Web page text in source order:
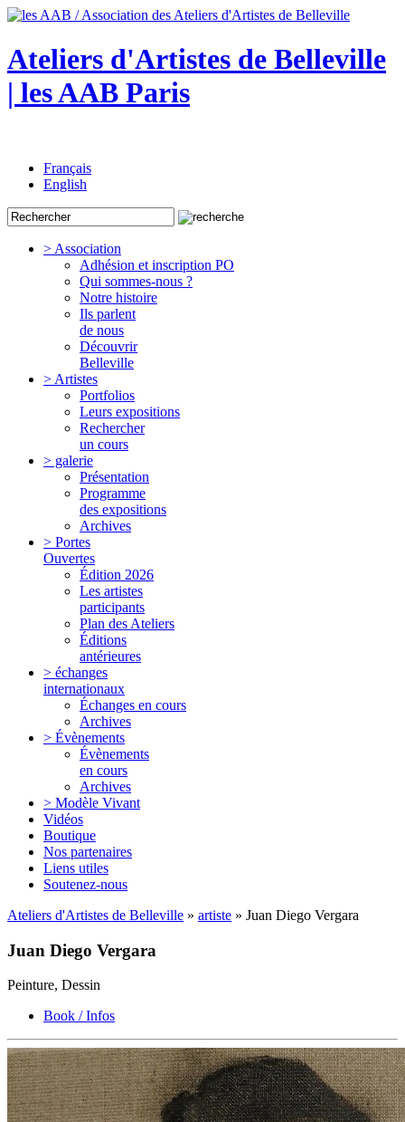
Ateliers d'Artistes de Belleville
| les AAB Paris
Français
English
> Association
Adhésion et inscription PO
Qui sommes-nous ?
Notre histoire
Ils parlent
de nous
Découvrir
Belleville
> Artistes
Portfolios
Leurs expositions
Rechercher
un cours
> galerie
Présentation
Programme
des expositions
Archives
> Portes
Ouvertes
Édition 2026
Les artistes
participants
Plan des Ateliers
Éditions
antérieures
> échanges
internationaux
Échanges en cours
Archives
> Évènements
Évènements
en cours
Archives
> Modèle Vivant
Vidéos
Boutique
Nos partenaires
Liens utiles
Soutenez-nous
Ateliers d'Artistes de Belleville » artiste » Juan Diego Vergara
Juan Diego Vergara
Peinture, Dessin
Book / Infos